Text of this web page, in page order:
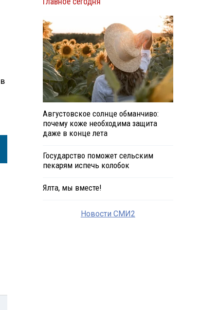
Августовское солнце обманчиво:
почему коже необходима защита
даже в конце лета
Государство поможет сельским
пекарям испечь колобок
Ялта, мы вместе!
Новости СМИ2